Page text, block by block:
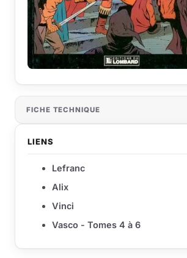
FICHE TECHNIQUE
LIENS
Lefranc
Alix
Vinci
Vasco - Tomes 4 à 6